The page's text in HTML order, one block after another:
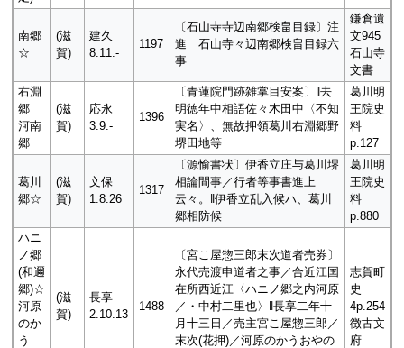
南郷
☆
(滋
賀)
建久
8.11.-
1197
〔石山寺寺辺南郷検畠目録〕注
進 石山寺々辺南郷検畠目録六
事
鎌倉遺
文945
石山寺
文書
右淵
郷
河南
郷
(滋
賀)
応永
3.9.-
1396
〔青蓮院門跡雑掌目安案〕‖去
明徳年中相語佐々木田中〈不知
実名〉、無故押領葛川右淵郷野
堺田地等
葛川明
王院史
料
p.127
葛川
郷☆
(滋
賀)
文保
1.8.26
1317
〔源愉書状〕伊香立庄与葛川堺
相論間事／行者等事書進上
云々。‖伊香立乱入候ハ、葛川
郷相防候
葛川明
王院史
料
p.880
ハニ
ノ郷
(和邇
郷)☆
河原
のか
う
(滋
賀)
長享
2.10.13
1488
〔宮こ屋惣三郎末次道者売券〕
永代売渡申道者之事／合近江国
在所西近江〈ハニノ郷之内河原
／・中村二里也〉‖長享二年十
月十三日／売主宮こ屋惣三郎／
末次(花押)／河原のかうおやの
志賀町
史
4p.254
徴古文
府